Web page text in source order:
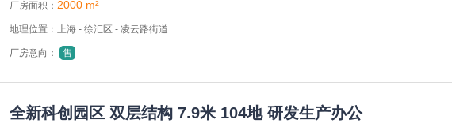
厂房面积： 2000 m²
地理位置：上海 - 徐汇区 - 凌云路街道
厂房意向： 售
全新科创园区 双层结构 7.9米 104地 研发生产办公